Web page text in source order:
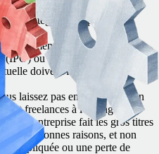
vos clients et partenaires
à protéger votre propriété
événement de liquidité, comme
ou une acquisition, vos
doivent faire l’objet d’une
laissez pas entraîner dans un
et freelances à l’étranger.
votre entreprise fait les gros titres
de bonnes raisons, et non
compliquée ou une perte de